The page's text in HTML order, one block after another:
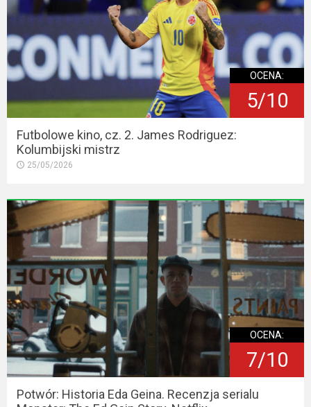
OCENA:
5/10
Futbolowe kino, cz. 2. James Rodriguez:
Kolumbijski mistrz
25/05/2026
OCENA:
7/10
Potwór: Historia Eda Geina. Recenzja serialu